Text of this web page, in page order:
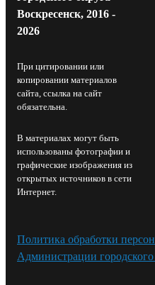
Воскресенск, 2016 -
2026
При цитировании или
копировании материалов
сайта, ссылка на сайт
обязательна.
В материалах могут быть
использованы фотографии и
графические изображения из
открытых источников в сети
Интернет.
Политика обработки
Администрации